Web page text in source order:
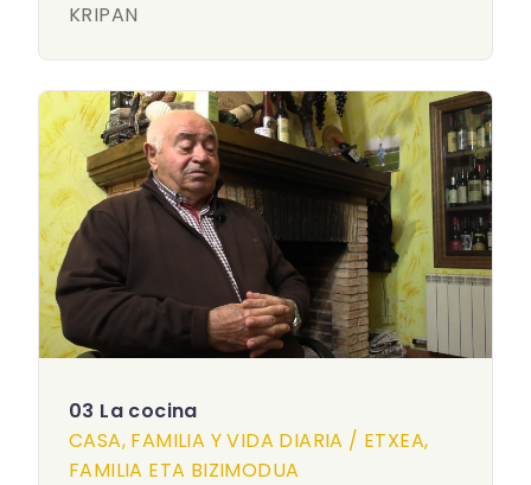
KRIPAN
03 La cocina
CASA, FAMILIA Y VIDA DIARIA / ETXEA,
FAMILIA ETA BIZIMODUA